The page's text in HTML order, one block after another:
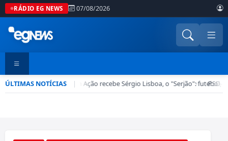
RÁDIO EG NEWS 07/08/2026
ÚLTIMAS NOTÍCIAS |
Esporte em Ação recebe Sérgio Lisboa, o "Serjão": futebol,
• PSD-